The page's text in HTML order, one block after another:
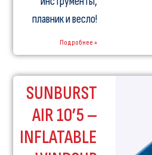
плавник и весло!
Подробнее »
SUNBURST
AIR 10’5 –
INFLATABLE